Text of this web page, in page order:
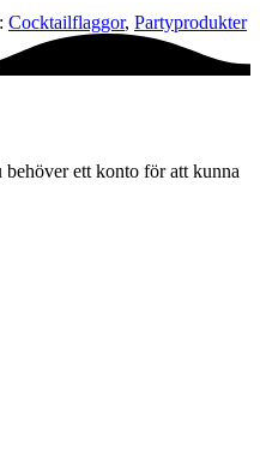
Cocktail­flaggor, Party­­produkter
ett konto för att kunna